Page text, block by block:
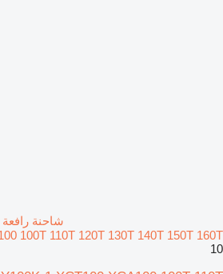
100T 110T 120T 130T 140T 150T 160T
10